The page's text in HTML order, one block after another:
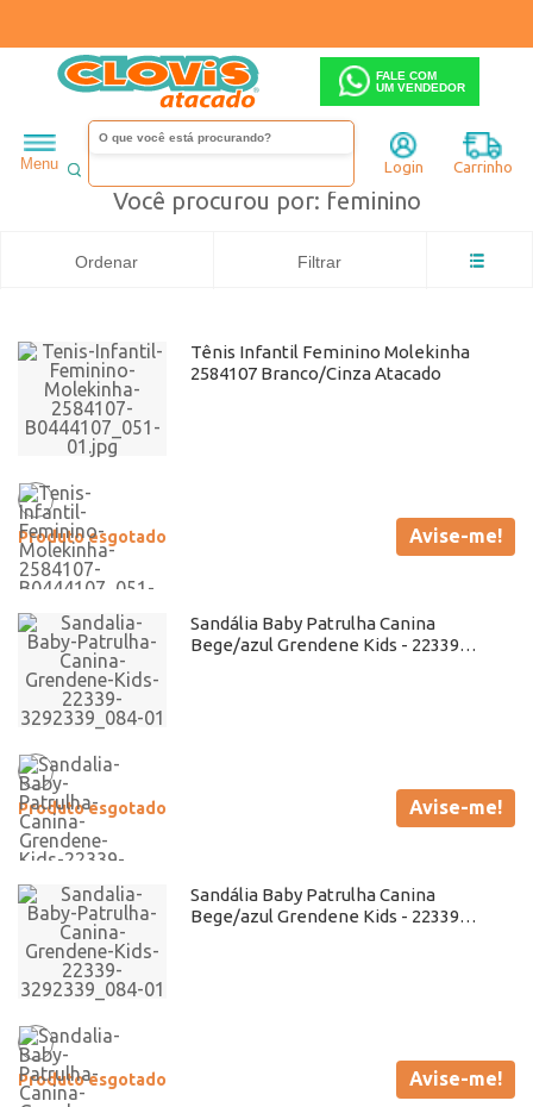
FALE COM
UM VENDEDOR
Menu Login Carrinho
Infantil Menino Papete
Você procurou por: feminino
Ordenar Filtrar
Tênis Infantil Feminino Molekinha
2584107 Branco/Cinza Atacado
Produto esgotado Avise-me!
Sandália Baby Patrulha Canina
Bege/azul Grendene Kids - 22339
Produto esgotado Avise-me!
Sandália Baby Patrulha Canina
Bege/azul Grendene Kids - 22339
Produto esgotado Avise-me!